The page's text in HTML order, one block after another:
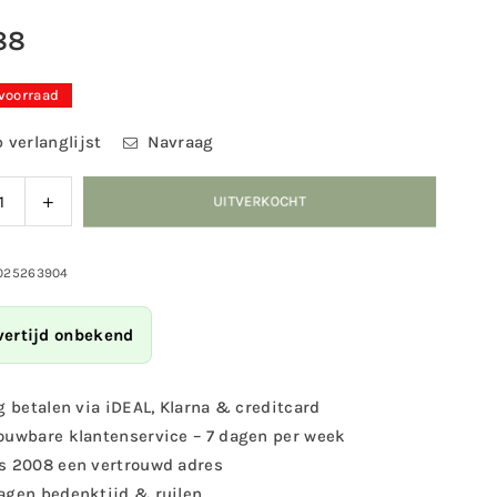
verlanglijst Navraag
Verhoog
de
voor
gietijzer
UITVERKOCHT
onbekend
betalen via iDEAL, Klarna & creditcard
klantenservice – 7 dagen per week
2008 een vertrouwd adres